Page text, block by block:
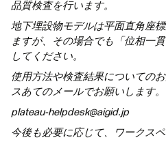
品質検査を行います。
地下埋設物モデルは平面直角座
ますが、その場合でも「位相一
してください。
使用方法や検査結果についての
スあてのメールでお願いします。
plateau-helpdesk@aigid.jp
今後も必要に応じて、ワークス